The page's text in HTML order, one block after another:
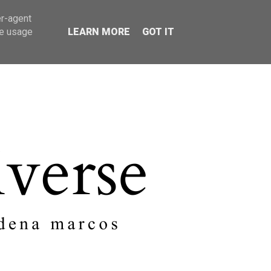
SOBRE MI
agent
usage
LEARN MORE GOT IT